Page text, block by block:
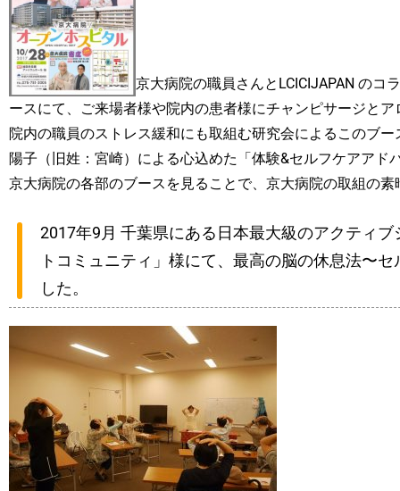
京大病院の職員さんとLCICIJAPAN のコ
ースにて、ご来場者様や院内の患者様にチャンピサージと
院内の職員のストレス緩和にも取組む研究会によるこのブ
陽子（旧姓：宮崎）による心込めた「体験&セルフケアアド
京大病院の各部のブースを見ることで、京大病院の取組の
2017年9月 千葉県にある日本最大級のアクティ
トコミュニティ」様にて、最高の脳の休息法〜
した。